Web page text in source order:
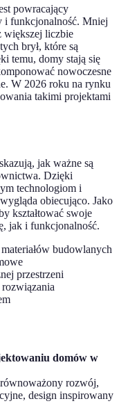
powracający
i funkcjonalność. Mniej
większej liczbie
brył, które są
temu, domy stają się
nowoczesne
W 2026 roku na rynku
takimi projektami
jak ważne są
Dzięki
technologiom i
obiecująco. Jako
kształtować swoje
jak i funkcjonalność.
budowlanych
przestrzeni
domów w
rozwój,
design inspirowany